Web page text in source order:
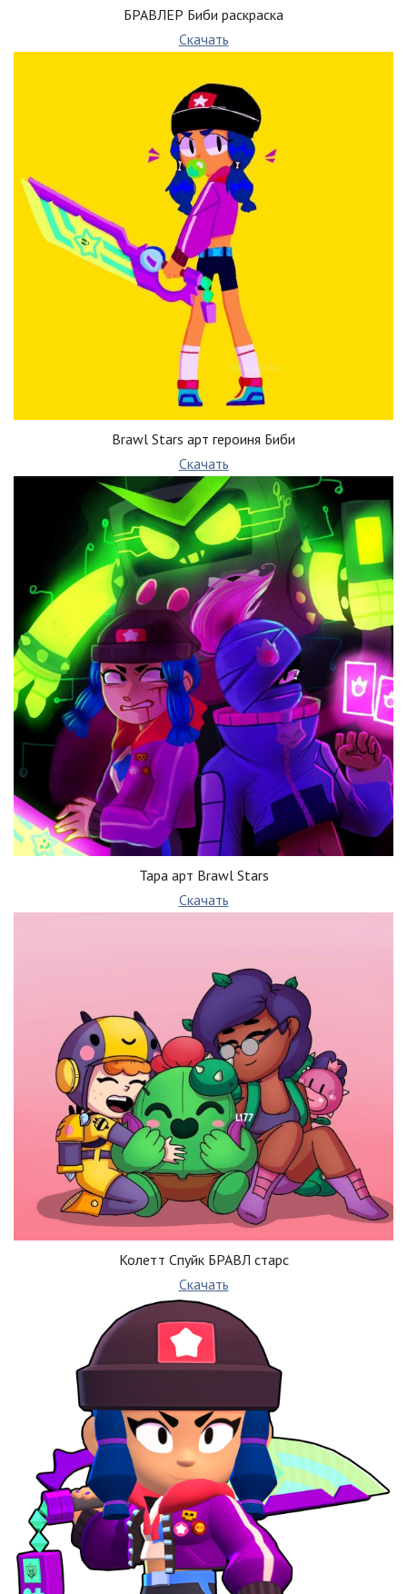
БРАВЛЕР Биби раскраска
Скачать
Brawl Stars арт героиня Биби
Скачать
Тара арт Brawl Stars
Скачать
Колетт Спуйк БРАВЛ старс
Скачать